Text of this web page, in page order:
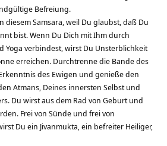
Befreiung.
diesem Samsara, weil Du glaubst, daß Du
bist. Wenn Du Dich mit Ihm durch
Yoga verbindest, wirst Du Unsterblichkeit
erreichen. Durchtrenne die Bande des
des Ewigen und genieße den
Atmans, Deines innersten Selbst und
Du wirst aus dem Rad von Geburt und
Frei von Sünde und frei von
Du ein Jivanmukta, ein befreiter Heiliger,